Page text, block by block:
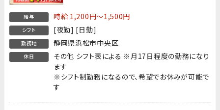
給与 時給 1,200円～1,500円
シフト [夜勤] [日勤]
勤務地 静岡県浜松市中央区
休日
その他 シフト表による ※月17日程度の勤務になり
ます
※シフト制勤務になるので、希望でお休みが可能で
す